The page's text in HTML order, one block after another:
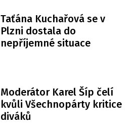
Taťána Kuchařová se v
Plzni dostala do
nepříjemné situace
Moderátor Karel Šíp čelí
kvůli Všechnopárty kritice
diváků